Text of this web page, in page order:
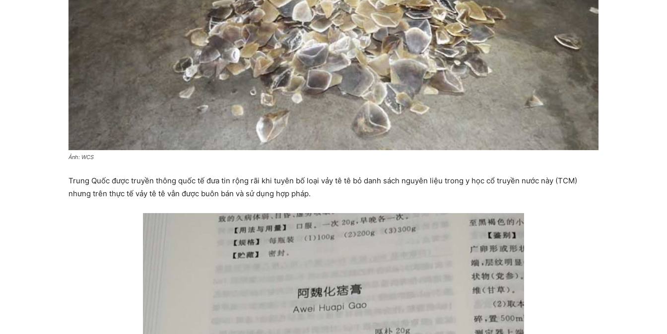
Ảnh: WCS
Trung Quốc được truyền thông quốc tế đưa tin rộng rãi khi tuyên bố loại vảy tê tê bỏ danh sách nguyên liệu trong y học cổ truyền nước này (TCM)
nhưng trên thực tế vảy tê tê vẫn được buôn bán và sử dụng hợp pháp.